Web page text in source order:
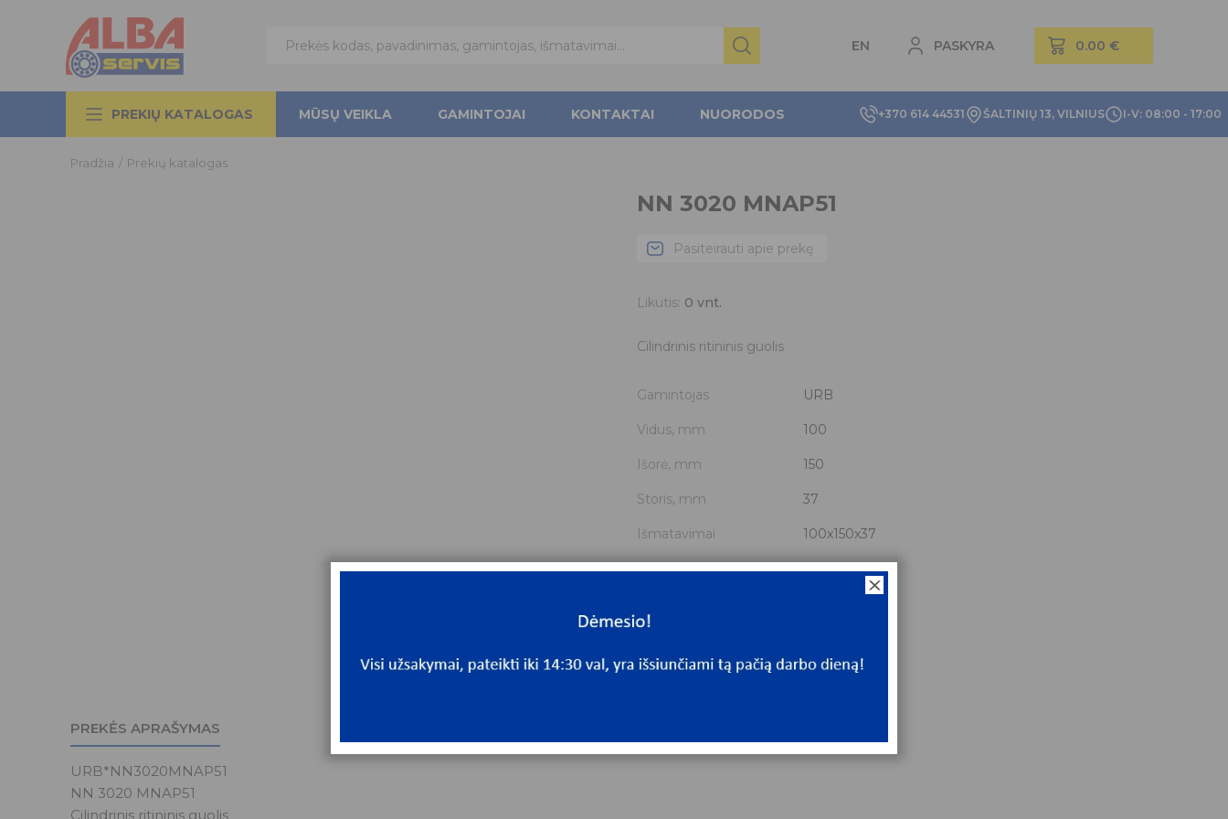
EN PASKYRA
+370 614 44531 ŠALTINIŲ 13, VILNIUS I-V: 08:00 - 17:00
PREKIŲ KATALOGAS MŪSŲ VEIKLA GAMINTOJAI KONTAKTAI NUORODOS
Pradžia / Prekių katalogas
NN 3020 MNAP51
Pasiteirauti apie prekę
Likutis: 0 vnt.
Cilindrinis ritininis guolis
Gamintojas URB
Vidus, mm 100
Išorė, mm 150
Storis, mm 37
Išmatavimai 100x150x37
Mato vnt. VNT
PREKĖS APRAŠYMAS
URB*NN3020MNAP51
NN 3020 MNAP51
Cilindrinis ritininis guolis